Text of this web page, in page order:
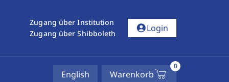
Zugang über Institution
Zugang über Shibboleth
account_circleLogin
English Warenkorb
0